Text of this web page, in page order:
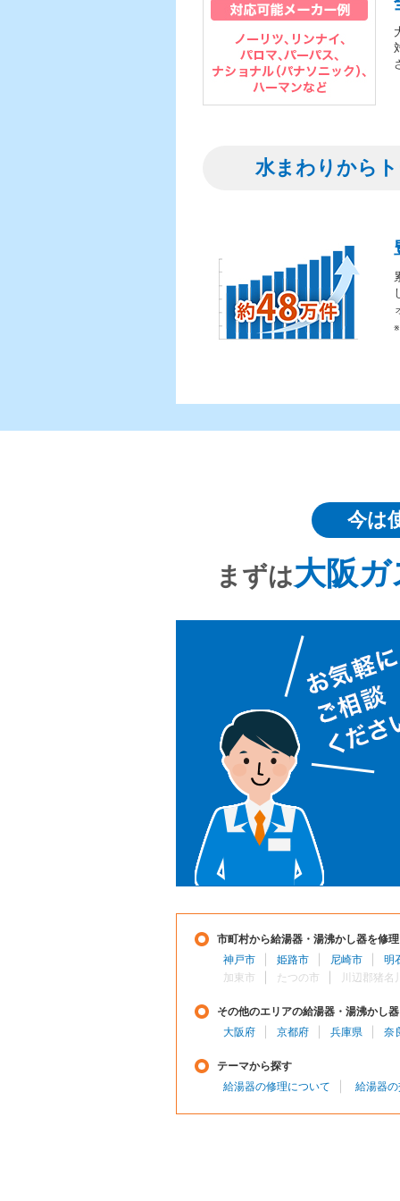
水まわりから
今は
まずは大阪
市町村から給湯器・湯沸かし器を修
神戸市
姫路市 尼崎市
明
加東市
たつの市 川辺郡猪名
その他のエリアの給湯器・湯沸かし
大阪府
京都府 兵庫県 奈
テーマから探す
給湯器の修理について
給湯器